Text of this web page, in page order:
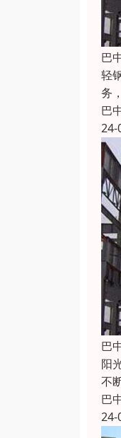
巴
轻
务
巴
24-
巴
阳
不
巴
24-